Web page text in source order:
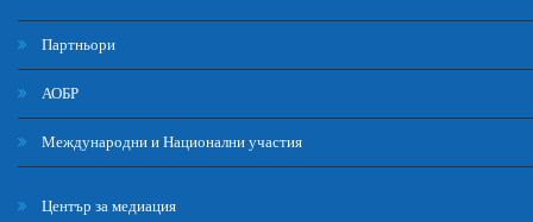
Партньори
АОБР
Международни и Национални участия
Център за медиация